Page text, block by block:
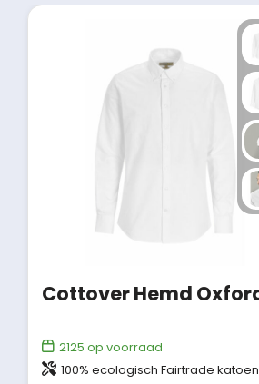
2125 op voorraad
100% ecologisch Fairtrade katoen